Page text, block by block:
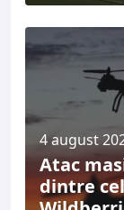
4 august
Atac
dintre